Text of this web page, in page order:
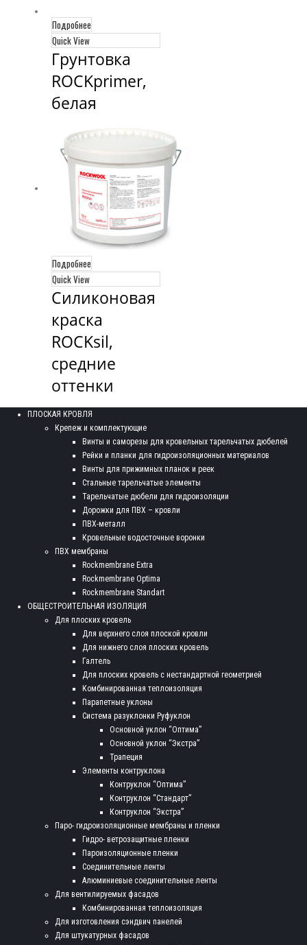
Подробнее
Quick View
Грунтовка
ROCKprimer,
белая
Подробнее
Quick View
Силиконовая
краска
ROCKsil,
средние
оттенки
ПЛОСКАЯ КРОВЛЯ
Крепеж и комплектующие
Винты и саморезы для кровельных тарельчатых дюбелей
Рейки и планки для гидроизоляционных материалов
Винты для прижимных планок и реек
Стальные тарельчатые элементы
Тарельчатые дюбели для гидроизоляции
Дорожки для ПВХ – кровли
ПВХ-металл
Кровельные водосточные воронки
ПВХ мембраны
Rockmembrane Extra
Rockmembrane Optima
Rockmembrane Standart
ОБЩЕСТРОИТЕЛЬНАЯ ИЗОЛЯЦИЯ
Для плоских кровель
Для верхнего слоя плоской кровли
Для нижнего слоя плоских кровель
Галтель
Для плоских кровель с нестандартной геометрией
Комбинированная теплоизоляция
Парапетные уклоны
Система разуклонки Руфуклон
Основной уклон “Оптима”
Основной уклон “Экстра”
Трапеция
Элементы контруклона
Контруклон “Оптима”
Контруклон “Стандарт”
Контруклон “Экстра”
Паро- гидроизоляционные мембраны и пленки
Гидро- ветрозащитные пленки
Пароизоляционные пленки
Соединительные ленты
Алюминиевые соединительные ленты
Для вентилируемых фасадов
Комбинированная теплоизоляция
Для изготовления сэндвич панелей
Для штукатурных фасадов